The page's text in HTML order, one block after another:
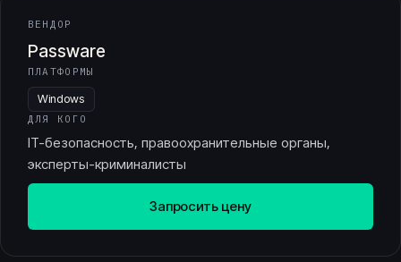
ВЕНДОР
Passware
ПЛАТФОРМЫ
Windows
ДЛЯ КОГО
IT-безопасность, правоохранительные органы,
эксперты-криминалисты
Запросить цену